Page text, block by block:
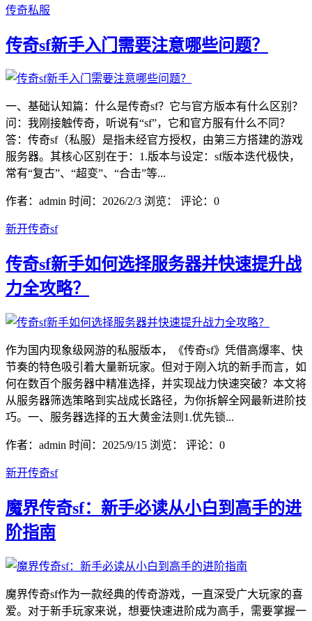
传奇私服
传奇sf新手入门需要注意哪些问题？
一、基础认知篇：什么是传奇sf？它与官方版本有什么区别？
问：我刚接触传奇，听说有“sf”，它和官方服有什么不同？
答：传奇sf（私服）是指未经官方授权，由第三方搭建的游戏
服务器。其核心区别在于：1.版本与设定：sf版本迭代极快，
常有“复古”、“超变”、“合击”等...
作者：admin 时间：2026/2/3 浏览： 评论：0
新开传奇sf
传奇sf新手如何选择服务器并快速提升战
力全攻略？
作为国内现象级网游的私服版本，《传奇sf》凭借高爆率、快
节奏的特色吸引着大量新玩家。但对于刚入坑的新手而言，如
何在数百个服务器中精准选择，并实现战力快速突破？本文将
从服务器筛选策略到实战成长路径，为你拆解全网最新进阶技
巧。一、服务器选择的五大黄金法则1.优先锁...
作者：admin 时间：2025/9/15 浏览： 评论：0
新开传奇sf
魔界传奇sf：新手必读从小白到高手的进
阶指南
魔界传奇sf作为一款经典的传奇游戏，一直深受广大玩家的喜
爱。对于新手玩家来说，想要快速进阶成为高手，需要掌握一